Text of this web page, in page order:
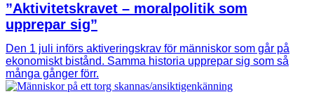
”Aktivitetskravet – moralpolitik som
upprepar sig”
Den 1 juli införs aktiveringskrav för människor som går på
ekonomiskt bistånd. Samma historia upprepar sig som så
många gånger förr.